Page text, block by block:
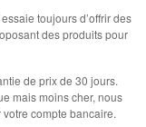
toujours d’offrir des
des produits pour
de prix de 30 jours.
mais moins cher, nous
compte bancaire.